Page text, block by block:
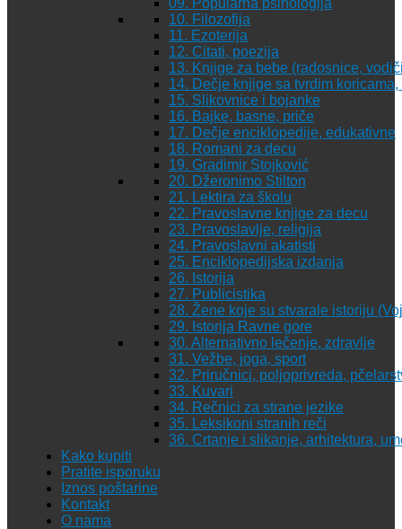
09. Popularna psihologija
10. Filozofija
11. Ezoterija
12. Citati, poezija
13. Knjige za bebe (radosnice,
14. Dečje knjige sa tvrdim
15. Slikovnice i bojanke
16. Bajke, basne, priče
17. Dečje enciklopedije, edukativne
18. Romani za decu
19. Gradimir Stojković
20. Džeronimo Stilton
21. Lektira za školu
22. Pravoslavne knjige za decu
23. Pravoslavlje, religija
24. Pravoslavni akatisti
25. Enciklopedijska izdanja
26. Istorija
27. Publicistika
28. Žene koje su stvarale istoriju
29. Istorija Ravne gore
30. Alternativno lečenje, zdravlje
31. Vežbe, joga, sport
32. Priručnici, poljoprivreda,
33. Kuvari
34. Rečnici za strane jezike
35. Leksikoni stranih reči
36. Crtanje i slikanje, arhitektura,
Kako kupiti
Pratite isporuku
Iznos poštarine
Kontakt
O nama